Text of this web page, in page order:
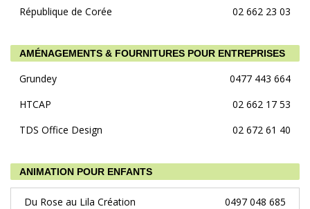
République de Corée
02 662 23 03
AMÉNAGEMENTS & FOURNITURES POUR ENTREPRISES
Grundey
0477 443 664
HTCAP
02 662 17 53
TDS Office Design
02 672 61 40
ANIMATION POUR ENFANTS
Du Rose au Lila Création 0497 048 685